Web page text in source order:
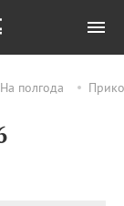
На полгода
Все
жертв